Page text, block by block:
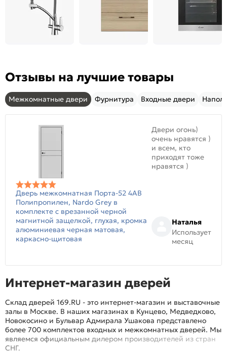
Отзывы на лучшие товары
Межкомнатные двери Фурнитура Входные двери
Дверь межкомнатная Порта-52 4AB
Полипропилен, Nardo Grey в
комплекте с врезанной черной
магнитной защелкой, глухая, кромка
алюминиевая черная матовая,
каркасно-щитовая
Двери огонь)
очень нравятся )
и всем, кто
приходят тоже
нравятся )
Наталья
Использует
месяц
Интернет-магазин дверей
Склад дверей 169.RU - это интернет-магазин и выставочные
залы в Москве. В наших магазинах в Кунцево, Медведково,
Новокосино и Бульвар Адмирала Ушакова представлено
более 700 комплектов входных и межкомнатных дверей. Мы
являемся официальным дилером производителей из стран
СНГ.